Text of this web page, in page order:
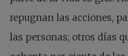
repugnan las acciones,
las personas; otros días